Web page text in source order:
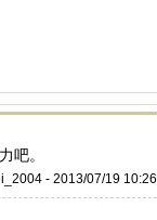
吧。
- 2013/07/19 10:26